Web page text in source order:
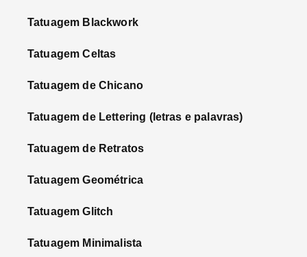
Tatuagem Blackwork
Tatuagem Celtas
Tatuagem de Chicano
Tatuagem de Lettering (letras e palavras)
Tatuagem de Retratos
Tatuagem Geométrica
Tatuagem Glitch
Tatuagem Minimalista